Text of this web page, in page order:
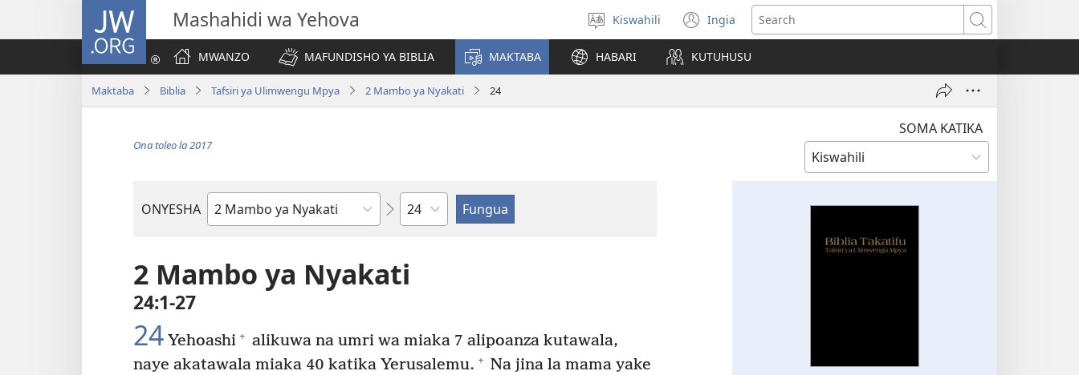
JW.ORG Mashahidi wa Yehova
Chagua
lugha
Kiswahili Ingia
(opens
new
window)
Search
MWANZO
MAFUNDISHO YA BIBLIA MAKTABA HABARI KUTUHUSU
Maktaba Biblia Tafsiri ya Ulimwengu Mpya 2 Mambo ya Nyakati 24
SOMA KATIKA
Ona toleo la 2017
ONYESHA
Kitabu
Biblia
Sura
2 Mambo ya Nyakati
24:1-27
24 Yehoashi + alikuwa na umri wa miaka 7 alipoanza kutawala,
naye akatawala miaka 40 katika Yerusalemu. + Na jina la mama yake